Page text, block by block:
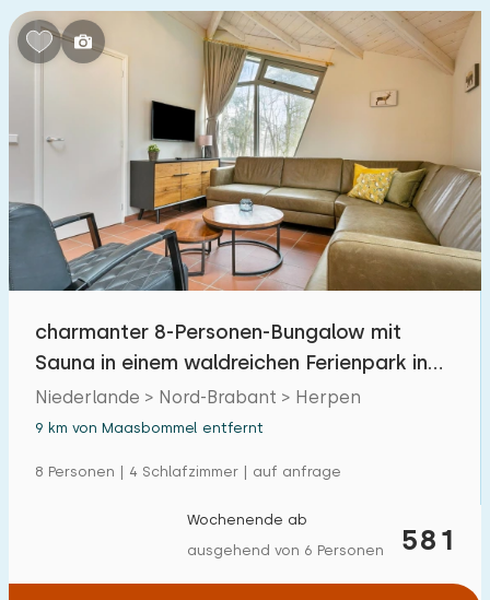
charmanter 8-Personen-Bungalow mit
Sauna in einem waldreichen Ferienpark in
Brabant
Niederlande > Nord-Brabant > Herpen
9 km von Maasbommel entfernt
8 Personen | 4 Schlafzimmer | auf anfrage
581
Wochenende ab
ausgehend von 6 Personen